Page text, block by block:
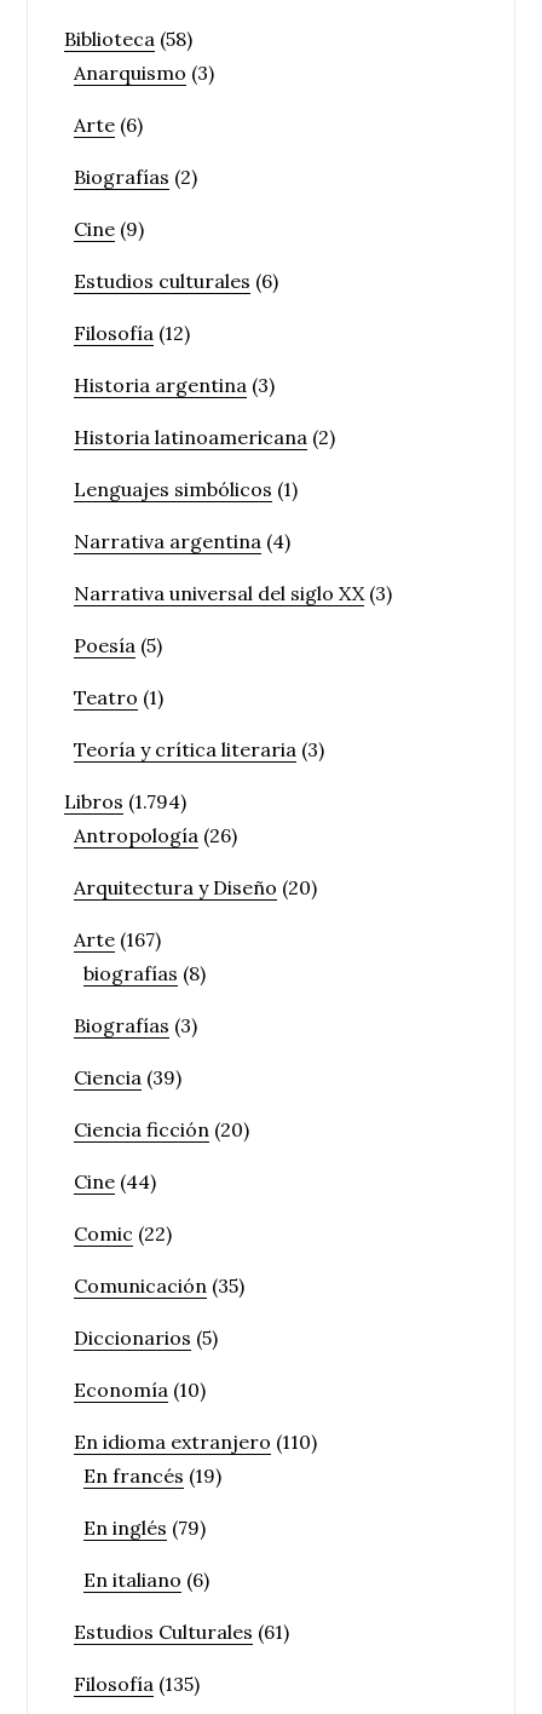
Biblioteca (58)
Anarquismo (3)
Arte (6)
Biografías (2)
Cine (9)
Estudios culturales (6)
Filosofía (12)
Historia argentina (3)
Historia latinoamericana (2)
Lenguajes simbólicos (1)
Narrativa argentina (4)
Narrativa universal del siglo XX (3)
Poesía (5)
Teatro (1)
Teoría y crítica literaria (3)
Libros (1.794)
Antropología (26)
Arquitectura y Diseño (20)
Arte (167)
biografías (8)
Biografías (3)
Ciencia (39)
Ciencia ficción (20)
Cine (44)
Comic (22)
Comunicación (35)
Diccionarios (5)
Economía (10)
En idioma extranjero (110)
En francés (19)
En inglés (79)
En italiano (6)
Estudios Culturales (61)
Filosofía (135)